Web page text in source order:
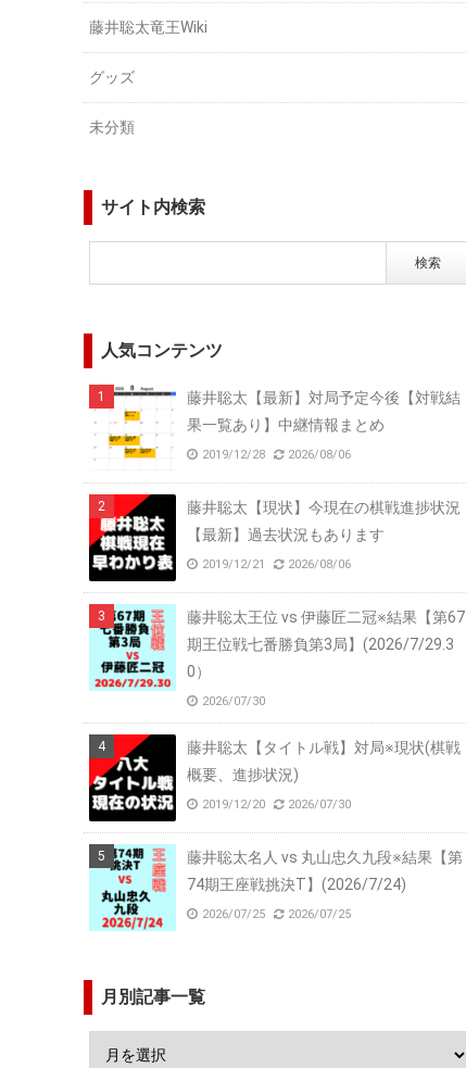
藤井聡太竜王Wiki
グッズ
未分類
サイト内検索
人気コンテンツ
藤井聡太【最新】対局予定今後【対戦結
果一覧あり】中継情報まとめ
2019/12/28 2026/08/06
藤井聡太【現状】今現在の棋戦進捗状況
【最新】過去状況もあります
2019/12/21 2026/08/06
藤井聡太王位 vs 伊藤匠二冠※結果【第67
期王位戦七番勝負第3局】(2026/7/29.3
0）
2026/07/30
藤井聡太【タイトル戦】対局※現状(棋戦
概要、進捗状況)
2019/12/20 2026/07/30
藤井聡太名人 vs 丸山忠久九段※結果【第
74期王座戦挑決T】(2026/7/24)
2026/07/25 2026/07/25
月別記事一覧